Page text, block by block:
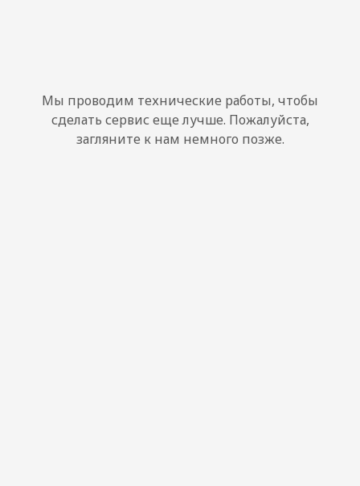
Мы проводим технические работы, чтобы
сделать сервис еще лучше. Пожалуйста,
загляните к нам немного позже.